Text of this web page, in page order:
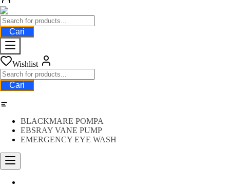
Cari
Wishlist
Cari
BLACKMARE POMPA
EBSRAY VANE PUMP
EMERGENCY EYE WASH